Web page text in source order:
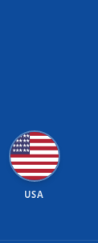
★★★★
★★★★★
★★★★★
★★★★★
USA